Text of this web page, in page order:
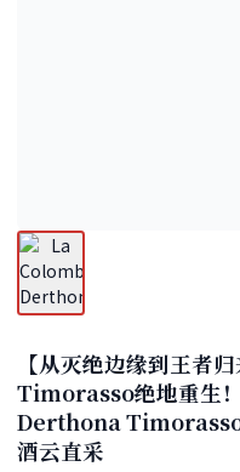
【从灭绝边缘到王者
Timorasso绝地重生
Derthona
酒云直采